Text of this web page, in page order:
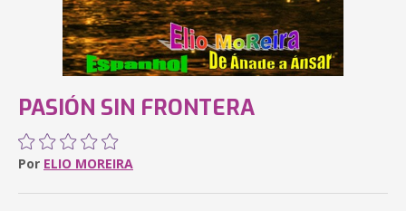
PASIÓN SIN FRONTERA
Por ELIO MOREIRA